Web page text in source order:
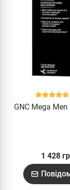
GNC Mega
1 428